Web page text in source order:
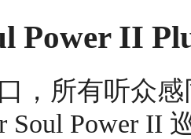
Power II
，所有听众
Soul Power II